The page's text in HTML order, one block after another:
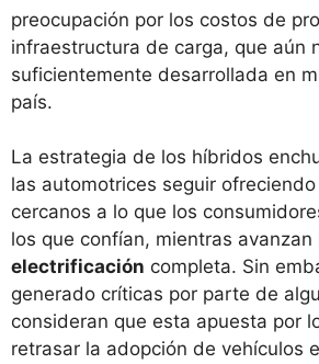
preocupación por los costos de
infraestructura de carga, que aún
suficientemente desarrollada en
país.
La estrategia de los híbridos
las automotrices seguir
cercanos a lo que los
los que confían, mientras avanzan
electrificación completa. Sin
generado críticas por parte de
consideran que esta apuesta por
retrasar la adopción de vehículos